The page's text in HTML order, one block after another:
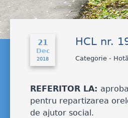
21
Dec
2018
HCL nr.
Categorie -
REFERITOR LA:
pentru repartizarea
de ajutor social.